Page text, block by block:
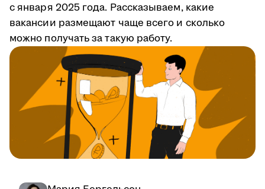
с января 2025 года. Рассказываем, какие
вакансии размещают чаще всего и сколько
можно получать за такую работу.